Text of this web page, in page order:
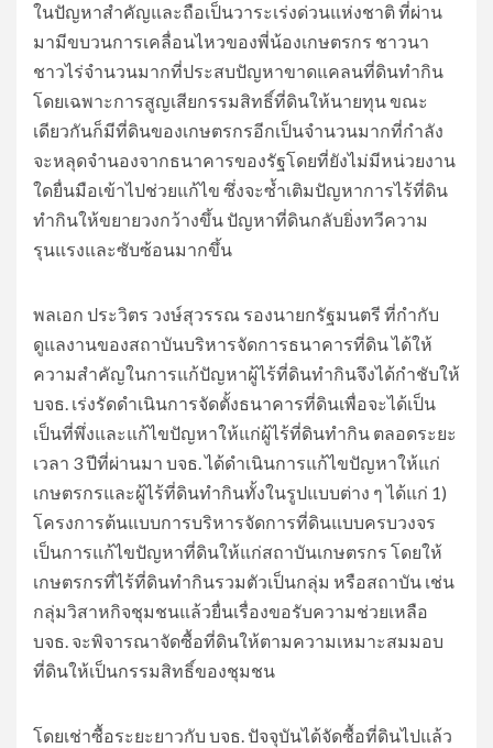
ในปัญหาสำคัญและถือเป็นวาระเร่งด่วนแห่งชาติ ที่ผ่าน
มามีขบวนการเคลื่อนไหวของพี่น้องเกษตรกร ชาวนา
ชาวไร่จำนวนมากที่ประสบปัญหาขาดแคลนที่ดินทำกิน
โดยเฉพาะการสูญเสียกรรมสิทธิ์ที่ดินให้นายทุน ขณะ
เดียวกันก็มีที่ดินของเกษตรกรอีกเป็นจำนวนมากที่กำลัง
จะหลุดจำนองจากธนาคารของรัฐโดยที่ยังไม่มีหน่วยงาน
ใดยื่นมือเข้าไปช่วยแก้ไข ซึ่งจะซ้ำเติมปัญหาการไร้ที่ดิน
ทำกินให้ขยายวงกว้างขึ้น ปัญหาที่ดินกลับยิ่งทวีความ
รุนแรงและซับซ้อนมากขึ้น
พลเอก ประวิตร วงษ์สุวรรณ รองนายกรัฐมนตรี ที่กำกับ
ดูแลงานของสถาบันบริหารจัดการธนาคารที่ดิน ได้ให้
ความสำคัญในการแก้ปัญหาผู้ไร้ที่ดินทำกินจึงได้กำชับให้
บจธ. เร่งรัดดำเนินการจัดตั้งธนาคารที่ดินเพื่อจะได้เป็น
เป็นที่พึ่งและแก้ไขปัญหาให้แก่ผู้ไร้ที่ดินทำกิน ตลอดระยะ
เวลา 3 ปีที่ผ่านมา บจธ. ได้ดำเนินการแก้ไขปัญหาให้แก่
เกษตรกรและผู้ไร้ที่ดินทำกินทั้งในรูปแบบต่าง ๆ ได้แก่ 1)
โครงการต้นแบบการบริหารจัดการที่ดินแบบครบวงจร
เป็นการแก้ไขปัญหาที่ดินให้แก่สถาบันเกษตรกร โดยให้
เกษตรกรที่ไร้ที่ดินทำกินรวมตัวเป็นกลุ่ม หรือสถาบัน เช่น
กลุ่มวิสาหกิจชุมชนแล้วยื่นเรื่องขอรับความช่วยเหลือ
บจธ. จะพิจารณาจัดซื้อที่ดินให้ตามความเหมาะสมมอบ
ที่ดินให้เป็นกรรมสิทธิ์ของชุมชน
โดยเช่าซื้อระยะยาวกับ บจธ. ปัจจุบันได้จัดซื้อที่ดินไปแล้ว